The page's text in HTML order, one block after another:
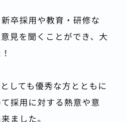
卒採用や教育・研修な
見を聞くことができ、大
しても優秀な方とともに
採用に対する熱意や意
ました。